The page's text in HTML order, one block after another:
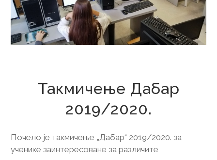
Такмичење Дабар
2019/2020.
Почело је такмичење „Дабар“ 2019/2020. за
ученике заинтересоване за различите